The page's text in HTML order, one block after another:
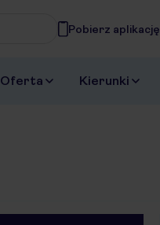
Pobierz aplikację
Oferta Kierunki